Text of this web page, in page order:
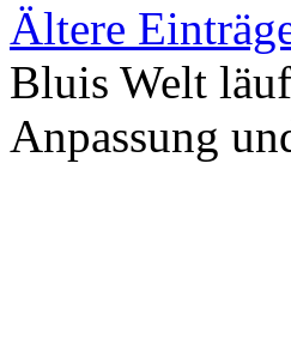
Ältere
Bluis Welt
Anpassung